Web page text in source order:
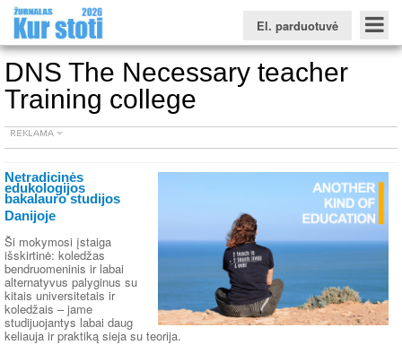
El. parduotuvė
Konkursinio balo skaičiuoklė Žurnalas KUR STOTI Žurnalas KUO BŪTI
Universitetų sritis
Kolegijų sritis
Profesinių mokyklų sritis
DNS The Necessary teacher
Training college
Netradicinės
edukologijos
bakalauro studijos
Danijoje
Ši mokymosi įstaiga
išskirtinė: koledžas
bendruomeninis ir labai
alternatyvus palyginus su
kitais universitetais ir
koledžais – jame
studijuojantys labai daug
keliauja ir praktiką sieja su teorija.